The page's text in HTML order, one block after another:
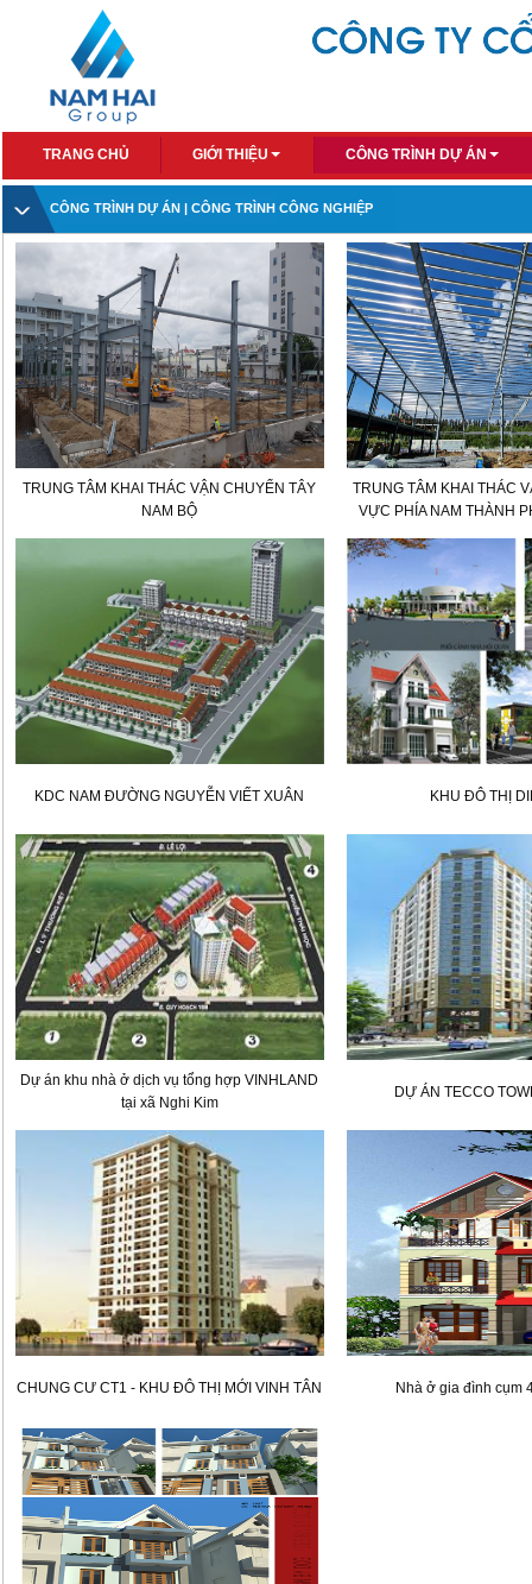
TRANG CHỦ GIỚI THIỆU CÔNG TRÌNH DỰ ÁN
CÔNG TRÌNH DỰ ÁN | CÔNG TRÌNH CÔNG NGHIỆP
TRUNG TÂM KHAI THÁC VẬN CHUYỂN TÂY
NAM BỘ
TRUNG TÂM KHAI THÁC
VỰC PHÍA NAM THÀNH
KDC NAM ĐƯỜNG NGUYỄN VIẾT XUÂN KHU ĐÔ THỊ
Dự án khu nhà ở dịch vụ tổng hợp VINHLAND
tại xã Nghi Kim
DỰ ÁN TECCO
CHUNG CƯ CT1 - KHU ĐÔ THỊ MỚI VINH TÂN Nhà ở gia đình cụm